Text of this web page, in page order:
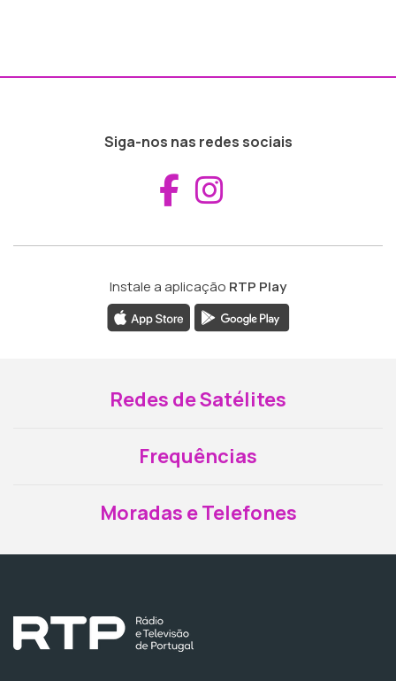
Siga-nos nas redes sociais
Aceder ao
Instale a aplicação RTP Play
Redes de Satélites
Frequências
Moradas e Telefones